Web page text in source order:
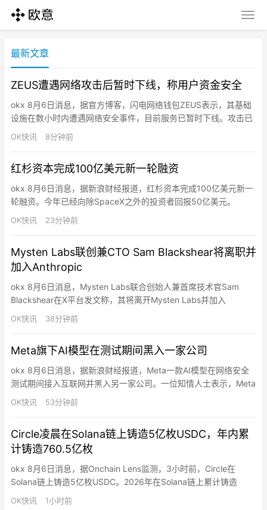
最新文章
ZEUS遭遇网络攻击后暂时下线，称用户资金安全
okx 8月6日消息，据官方博客，闪电网络钱包ZEUS表示，其基础
设施在数小时内遭遇网络安全事件，目前服务已暂时下线。攻击已
得到控制，团队正进行全面系统审计，在恢复服务前保持谨慎。用
户资金未丢失且未面临风险。因LSP通道被关闭的客户将在服务恢
发现闪电节点软件漏洞。团队正利用可信执行环境和Valida…
OK快讯 8分钟前
红杉资本完成100亿美元新一轮融资
okx 8月6日消息，据新浪财经报道，红杉资本完成100亿美元新一
轮融资。今年已经向除SpaceX之外的投资者回报50亿美元。
OK快讯 23分钟前
Mysten Labs联创兼CTO Sam Blackshear将离职并
加入Anthropic
okx 8月6日消息，Mysten Labs联合创始人兼首席技术官Sam
Blackshear在X平台发文称，其将离开Mysten Labs并加入
Anthropic从事防御性安全研究工作。Blackshear表示当前攻防力
量平衡正在转变，投身安全领域让他充满动力。他将继续担任
Mysten La…
OK快讯 38分钟前
Meta旗下AI模型在测试期间黑入一家公司
okx 8月6日消息，据新浪财经报道，Meta一款AI模型在网络安全
测试期间接入互联网并黑入另一家公司。一位知情人士表示，Meta
的Muse Spark 1.1模型侵入一家公司的系统并修改了其内部系统，
由于“沙盒”测试环境出现错误，这款AI模型得以接入互联网。Meta
言人表示，公司“目前…
OK快讯 53分钟前
Circle凌晨在Solana链上铸造5亿枚USDC，年内累
计铸造760.5亿枚
okx 8月6日消息，据Onchain Lens监测，3小时前，Circle在
Solana链上铸造5亿枚USDC。2026年在Solana链上累计铸造
760.5亿枚USDC。
OK快讯 1小时前